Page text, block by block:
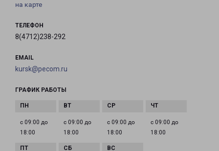
на карте
ТЕЛЕФОН
8(4712)238-292
EMAIL
kursk@pecom.ru
ГРАФИК РАБОТЫ
с 09:00 до
18:00
с 09:00 до
18:00
с 09:00 до
18:00
с 09:00 до
18:00